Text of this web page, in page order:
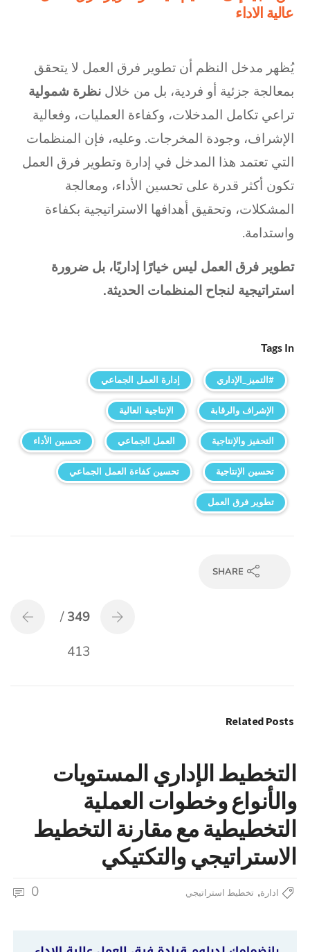
عالية الاداء
يُظهر مدخل النظم أن تطوير فرق العمل لا يتحقق
بمعالجة جزئية أو فردية، بل من خلالنظرة شمولية
تراعي تكامل المدخلات، وكفاءة العمليات، وفعالية
الإشراف، وجودة المخرجات. وعليه، فإن المنظمات
التي تعتمد هذا المدخل في إدارة وتطوير فرق العمل
تكون أكثر قدرة على تحسين الأداء، ومعالجة
المشكلات، وتحقيق أهدافها الاستراتيجية بكفاءة
واستدامة.
تطوير فرق العمل ليس خيارًا إداريًا، بل ضرورة
استراتيجية لنجاح المنظمات الحديثة.
Tags In
#التميز_الإداري إدارة العمل الجماعي
الإشراف والرقابة الإنتاجية العالية
التحفيز والإنتاجية العمل الجماعي تحسين الأداء
تحسين الإنتاجية تحسين كفاءة العمل الجماعي
تطوير فرق العمل
SHARE
349
/
413
Related Posts
التخطيط الإداري المستويات
والأنواع وخطوات العملية
التخطيطية مع مقارنة التخطيط
الاستراتيجي والتكتيكي
ادارة, تخطيط استراتيجي 0